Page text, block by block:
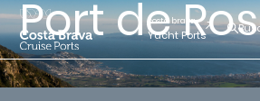
costa brava
Yacht Ports
Port de